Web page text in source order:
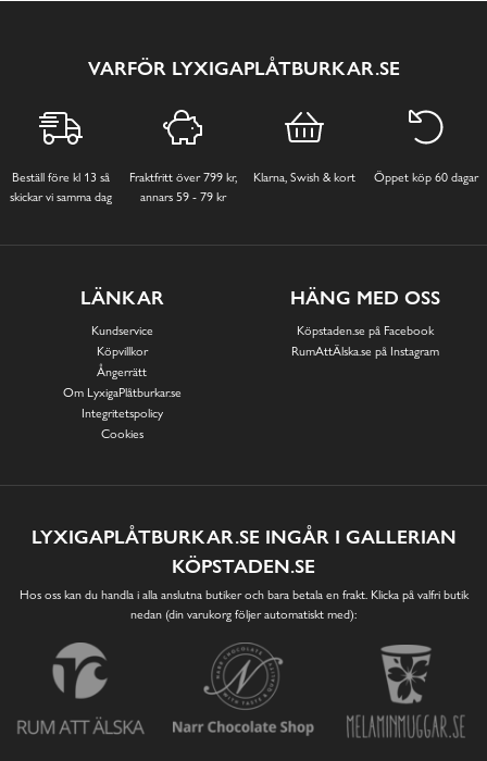
VARFÖR LYXIGAPLÅTBURKAR.SE
Beställ före kl 13 så
skickar vi samma dag
Fraktfritt över 799 kr,
annars 59 - 79 kr
Klarna, Swish & kort Öppet köp 60 dagar
LÄNKAR
Kundservice
Köpvillkor
Ångerrätt
Om LyxigaPlåtburkar.se
Integritetspolicy
Cookies
HÄNG MED OSS
Köpstaden.se på Facebook
RumAttÄlska.se på Instagram
LYXIGAPLÅTBURKAR.SE INGÅR I GALLERIAN
KÖPSTADEN.SE
Hos oss kan du handla i alla anslutna butiker och bara betala en frakt. Klicka på valfri butik
nedan (din varukorg följer automatiskt med):